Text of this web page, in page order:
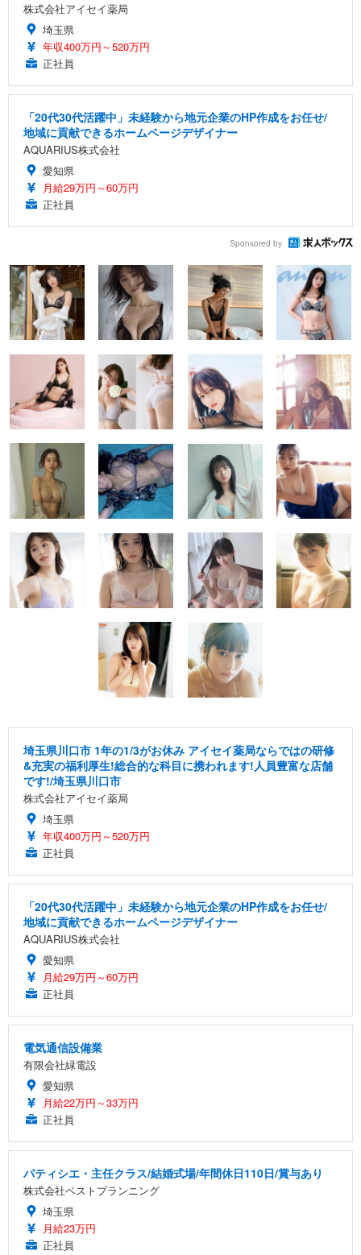
株式会社アイセイ薬局
埼玉県
年収400万円～520万円
正社員
「20代30代活躍中」未経験から地元企業のHP作成をお任せ/
地域に貢献できるホームページデザイナー
AQUARIUS株式会社
愛知県
月給29万円～60万円
正社員
Sponsored by
埼玉県川口市 1年の1/3がお休み アイセイ薬局ならではの研修
&充実の福利厚生!総合的な科目に携われます!人員豊富な店舗
です!/埼玉県川口市
株式会社アイセイ薬局
埼玉県
年収400万円～520万円
正社員
「20代30代活躍中」未経験から地元企業のHP作成をお任せ/
地域に貢献できるホームページデザイナー
AQUARIUS株式会社
愛知県
月給29万円～60万円
正社員
電気通信設備業
有限会社緑電設
愛知県
月給22万円～33万円
正社員
パティシエ・主任クラス/結婚式場/年間休日110日/賞与あり
株式会社ベストプランニング
埼玉県
月給23万円
正社員